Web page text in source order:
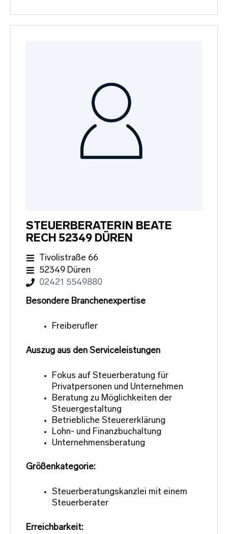
STEUERBERATERIN BEATE
RECH 52349 DÜREN
Tivolistraße 66
52349 Düren
02421 5549880
Besondere Branchenexpertise
Freiberufler
Auszug aus den Serviceleistungen
Fokus auf Steuerberatung für
Privatpersonen und Unternehmen
Beratung zu Möglichkeiten der
Steuergestaltung
Betriebliche Steuererklärung
Lohn- und Finanzbuchaltung
Unternehmensberatung
Größenkategorie:
Steuerberatungskanzlei mit einem
Steuerberater
Erreichbarkeit: